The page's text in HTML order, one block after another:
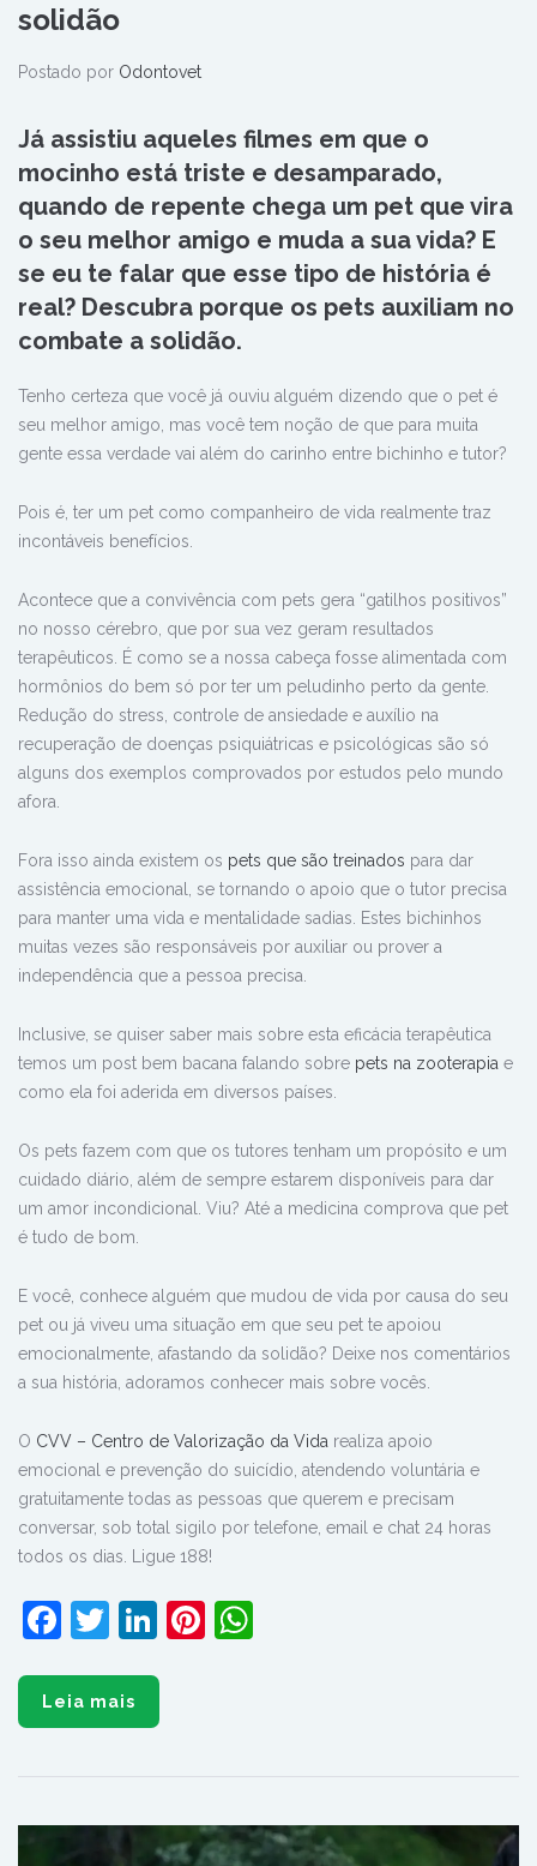
solidão
Postado por Odontovet
Já assistiu aqueles filmes em que o
mocinho está triste e desamparado,
quando de repente chega um pet que vira
o seu melhor amigo e muda a sua vida? E
se eu te falar que esse tipo de história é
real? Descubra porque os pets auxiliam no
combate a solidão.
Tenho certeza que você já ouviu alguém dizendo que o pet é
seu melhor amigo, mas você tem noção de que para muita
gente essa verdade vai além do carinho entre bichinho e tutor?
Pois é, ter um pet como companheiro de vida realmente traz
incontáveis benefícios.
Acontece que a convivência com pets gera “gatilhos positivos”
no nosso cérebro, que por sua vez geram resultados
terapêuticos. É como se a nossa cabeça fosse alimentada com
hormônios do bem só por ter um peludinho perto da gente.
Redução do stress, controle de ansiedade e auxílio na
recuperação de doenças psiquiátricas e psicológicas são só
alguns dos exemplos comprovados por estudos pelo mundo
afora.
Fora isso ainda existem os pets que são treinados para dar
assistência emocional, se tornando o apoio que o tutor precisa
para manter uma vida e mentalidade sadias. Estes bichinhos
muitas vezes são responsáveis por auxiliar ou prover a
independência que a pessoa precisa.
Inclusive, se quiser saber mais sobre esta eficácia terapêutica
temos um post bem bacana falando sobre pets na zooterapia e
como ela foi aderida em diversos países.
Os pets fazem com que os tutores tenham um propósito e um
cuidado diário, além de sempre estarem disponíveis para dar
um amor incondicional. Viu? Até a medicina comprova que pet
é tudo de bom.
E você, conhece alguém que mudou de vida por causa do seu
pet ou já viveu uma situação em que seu pet te apoiou
emocionalmente, afastando da solidão? Deixe nos comentários
a sua história, adoramos conhecer mais sobre vocês.
O CVV – Centro de Valorização da Vida realiza apoio
emocional e prevenção do suicídio, atendendo voluntária e
gratuitamente todas as pessoas que querem e precisam
conversar, sob total sigilo por telefone, email e chat 24 horas
todos os dias. Ligue 188!
Facebook
Twitter
LinkedIn
Pinterest
Leia mais